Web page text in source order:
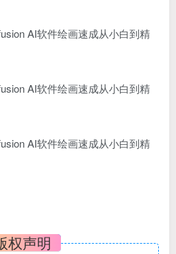
权声明